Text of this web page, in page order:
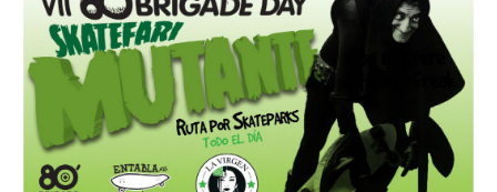
Brigade
Day
Skatefari
Mutante